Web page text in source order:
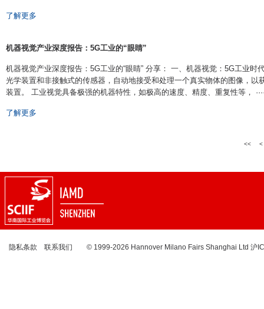
了解更多
机器视觉产业深度报告：5G工业的“眼睛”
机器视觉产业深度报告：5G工业的“眼睛” 分享： 一、机器视觉：5G工业时
光学装置和非接触式的传感器，自动地接受和处理一个真实物体的图像，以
装置。 工业视觉具备极强的机器特性，如极高的速度、精度、重复性等，
了解更多
<< <
隐私条款 联系我们 © 1999-2026 Hannover Milano Fairs Shanghai Ltd 沪